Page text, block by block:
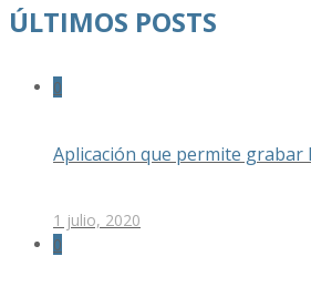
ÚLTIMOS POSTS
0
Aplicación que permite grabar
1 julio, 2020
0